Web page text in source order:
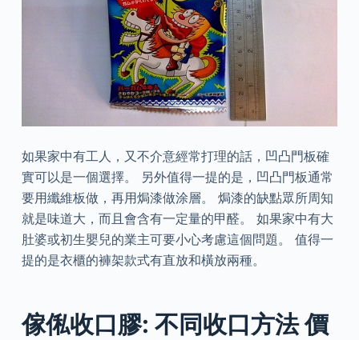
如果家中有工人，又不介意經常打理的話，凹凸門板確
實可以是一個選擇。 另外值得一提的是，凹凸門板通常
要用纖維板做，再用焗漆做涂層。 焗漆的缺點眾所周知
就是味道大，而且會含有一定量的甲醛。 如果家中有大
肚婆或初生嬰兒的業主可要小心考慮這個問題。 值得一
提的是衣櫃的褲架款式有直放和橫放兩種。
傢俬收口膠: 不同收口方法 價